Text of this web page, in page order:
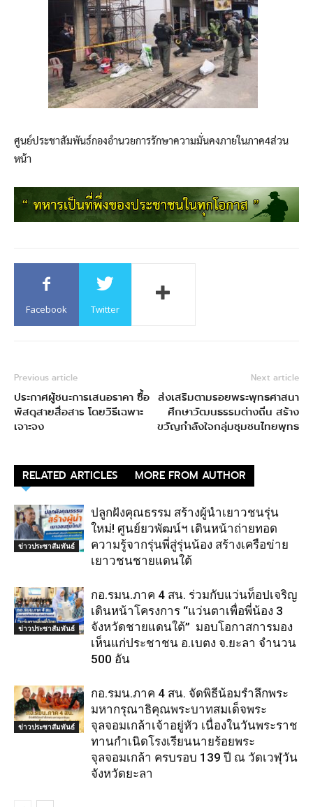
ศูนย์ประชาสัมพันธ์กองอำนวยการรักษาความมั่นคงภายในภาค4ส่วน
หน้า
Facebook Twitter
Previous article
ประกาศผู้ชนะการเสนอราคา ซื้อ
พัสดุสายสื่อสาร โดยวิธีเฉพาะ
เจาะจง
Next article
ส่งเสริมตามรอยพระพุทธศาสนา
ศึกษาวัฒนธรรมต่างถิ่น สร้าง
ขวัญกำลังใจกลุ่มชุมชนไทยพุทธ
RELATED ARTICLES MORE FROM AUTHOR
ข่าวประชาสัมพันธ์
ปลูกฝังคุณธรรม สร้างผู้นำเยาวชนรุ่น
ใหม่! ศูนย์ยวพัฒน์ฯ เดินหน้าถ่ายทอด
ความรู้จากรุ่นพี่สู่รุ่นน้อง สร้างเครือข่าย
เยาวชนชายแดนใต้
ข่าวประชาสัมพันธ์
กอ.รมน.ภาค 4 สน. ร่วมกับแว่นท็อปเจริญ
เดินหน้าโครงการ “แว่นตาเพื่อพี่น้อง 3
จังหวัดชายแดนใต้” มอบโอกาสการมอง
เห็นแก่ประชาชน อ.เบตง จ.ยะลา จำนวน
500 อัน
ข่าวประชาสัมพันธ์
กอ.รมน.ภาค 4 สน. จัดพิธีน้อมรำลึกพระ
มหากรุณาธิคุณพระบาทสมเด็จพระ
จุลจอมเกล้าเจ้าอยู่หัว เนื่องในวันพระราช
ทานกำเนิดโรงเรียนนายร้อยพระ
จุลจอมเกล้า ครบรอบ 139 ปี ณ วัดเวฬุวัน
จังหวัดยะลา